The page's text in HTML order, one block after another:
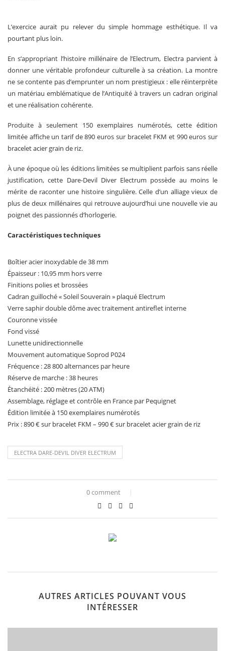
L’exercice aurait pu relever du simple hommage esthétique. Il va
pourtant plus loin.
En s’appropriant l’histoire millénaire de l’Electrum, Electra parvient à
donner une véritable profondeur culturelle à sa création. La montre
ne se contente pas d’emprunter un nom prestigieux : elle réinterprète
un matériau emblématique de l’Antiquité à travers un cadran original
et une réalisation cohérente.
Produite à seulement 150 exemplaires numérotés, cette édition
limitée affiche un tarif de 890 euros sur bracelet FKM et 990 euros sur
bracelet acier grain de riz.
À une époque où les éditions limitées se multiplient parfois sans réelle
justification, cette Dare-Devil Diver Electrum possède au moins le
mérite de raconter une histoire singulière. Celle d’un alliage vieux de
plus de deux millénaires qui retrouve aujourd’hui une nouvelle vie au
poignet des passionnés d’horlogerie.
Caractéristiques techniques
Boîtier acier inoxydable de 38 mm
Épaisseur : 10,95 mm hors verre
Finitions polies et brossées
Cadran guilloché « Soleil Souverain » plaqué Electrum
Verre saphir double dôme avec traitement antireflet interne
Couronne vissée
Fond vissé
Lunette unidirectionnelle
Mouvement automatique Soprod P024
Fréquence : 28 800 alternances par heure
Réserve de marche : 38 heures
Étanchéité : 200 mètres (20 ATM)
Assemblage, réglage et contrôle en France par Pequignet
Édition limitée à 150 exemplaires numérotés
Prix : 890 € sur bracelet FKM – 990 € sur bracelet acier grain de riz
ELECTRA DARE-DEVIL DIVER ELECTRUM
0 comment
AUTRES ARTICLES POUVANT VOUS
INTÉRESSER